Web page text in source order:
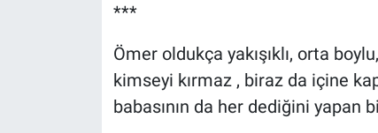
***
Ömer oldukça yakışıklı, orta
kimseyi kırmaz , biraz da içine
babasının da her dediğini yapan